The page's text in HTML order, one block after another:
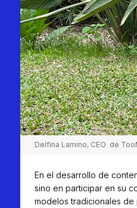
Delfina Lamino, CEO de
En el desarrollo de
sino en participar en su
modelos tradicionales de